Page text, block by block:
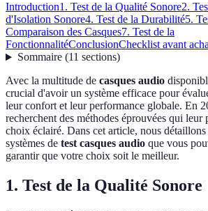
Introduction1. Test de la Qualité Sonore2.
d'Isolation Sonore4. Test de la Durabilité5.
Comparaison des Casques7. Test de la
FonctionnalitéConclusionChecklist avant
Sommaire(11 sections)
Avec la multitude de casques audio
crucial d'avoir un système efficace pour
leur confort et leur performance globale. En
recherchent des méthodes éprouvées qui leur
choix éclairé. Dans cet article, nous
systèmes de test casques audio que vous
garantir que votre choix soit le meilleur.
1. Test de la Qualité Sonore